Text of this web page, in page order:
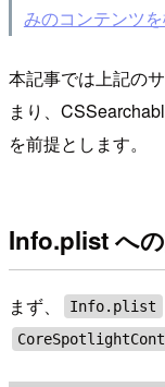
みのコンテンツ
本記事では上記の
まり、
を前提とします。
Info.plist へ
まず、 Info.plist